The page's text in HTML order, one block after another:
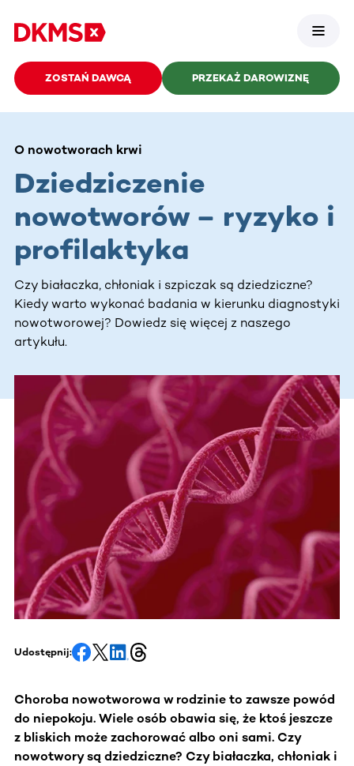
ZOSTAŃ DAWCĄ PRZEKAŻ DAROWIZNĘ
O nowotworach krwi
Dziedziczenie
nowotworów – ryzyko i
profilaktyka
Czy białaczka, chłoniak i szpiczak są dziedziczne?
Kiedy warto wykonać badania w kierunku diagnostyki
nowotworowej? Dowiedz się więcej z naszego
artykułu.
Udostępnij:
Choroba nowotworowa w rodzinie to zawsze powód
do niepokoju. Wiele osób obawia się, że ktoś jeszcze
z bliskich może zachorować albo oni sami. Czy
nowotwory są dziedziczne? Czy białaczka, chłoniak i